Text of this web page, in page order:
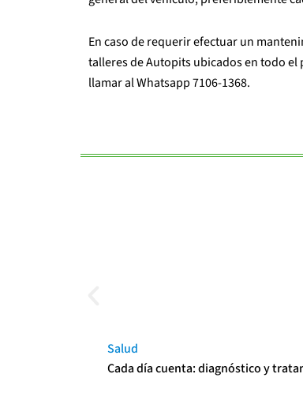
En caso de requerir efectuar un
talleres de Autopits ubicados en todo
llamar al Whatsapp 7106-1368.
Salud
Cada día cuenta: diagnóstico y